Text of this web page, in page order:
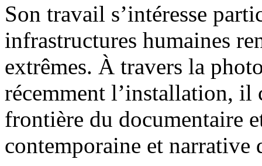
Son travail s’intéresse
infrastructures humaines
extrêmes. À travers la
récemment l’installation,
frontière du documentaire
contemporaine et narrative